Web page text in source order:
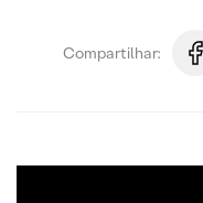
Compartilhar: